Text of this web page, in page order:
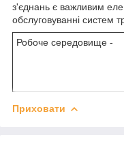
з'єднань є важливим
обслуговуванні систем
Робоче середовище -
Приховати